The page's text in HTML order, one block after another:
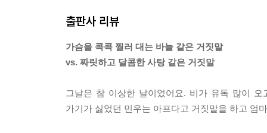
출판사 리뷰
가슴을 콕콕 찔러 대는 바늘 같은 거짓말
vs. 짜릿하고 달콤한 사탕 같은 거짓말
그날은 참 이상한 날이었어요. 비가 유독 많이
가기가 싫었던 민우는 아프다고 거짓말을 하고 엄